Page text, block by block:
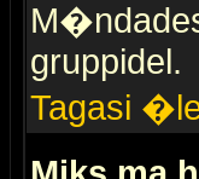
gruppidel.
Tagasi